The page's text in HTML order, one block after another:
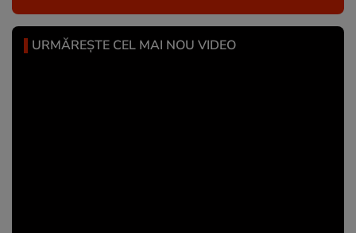
URMĂREȘTE CEL MAI NOU VIDEO